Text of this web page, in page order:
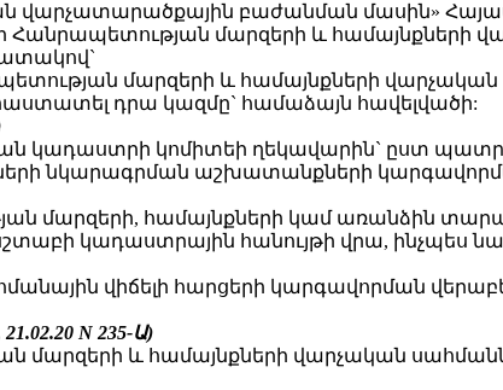
վարչատարածքային բաժանման մասին»
մարզերի և համայնքների
մարզերի և համայնքների
դրա կազմը` համաձայն հավելվածի:
կադաստրի կոմիտեի ղեկավարին` ըստ
նկարագրման աշխատանքների
մարզերի, համայնքների կամ առանձին
կադաստրային հանույթի վրա, ինչպես
վիճելի հարցերի կարգավորման
N 235-Ա)
մարզերի և համայնքների վարչական